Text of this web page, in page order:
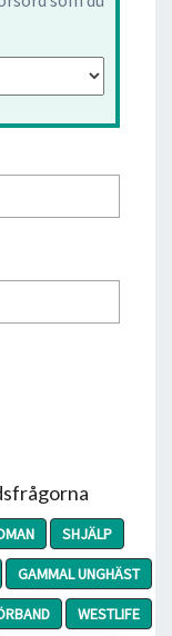
SHJÄLP
GAMMAL UNGHÄST
WESTLIFE